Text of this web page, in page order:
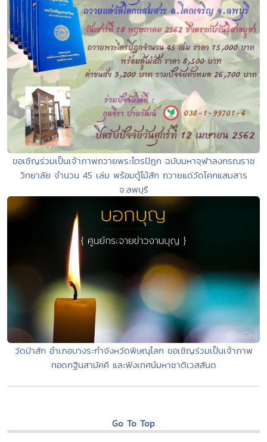
ขอเชิญร่วมเป็นเจ้าภาพถวายพระไตรปิฎก ฉบับมหาจุฬาลงกรณราช
วิทยาลัย จำนวน 45 เล่ม พร้อมตู้ไม้สัก ถวายแด่วัดโคกแสมสาร
จ.ลพบุรี
วัดป่าสัก อำเภอบางระกำจังหวัดพิษณุโลก ขอเชิญร่วมเป็นเจ้าภาพ
ทอดกฐินสามัคคี และฟังเทศน์มหาชาติเวสสันด
Go To Top